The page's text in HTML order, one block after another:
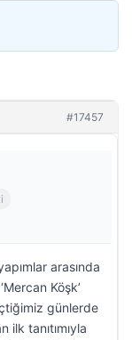
#17457
arasında
Köşk’
günlerde
ilk tanıtımıyla